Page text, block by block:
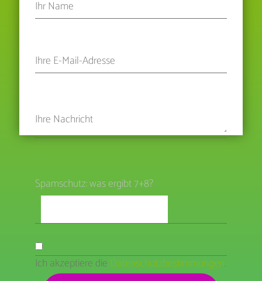
Spamschutz: was ergibt 7+8?
Ich akzeptiere die Datenschutzbestimmungen.